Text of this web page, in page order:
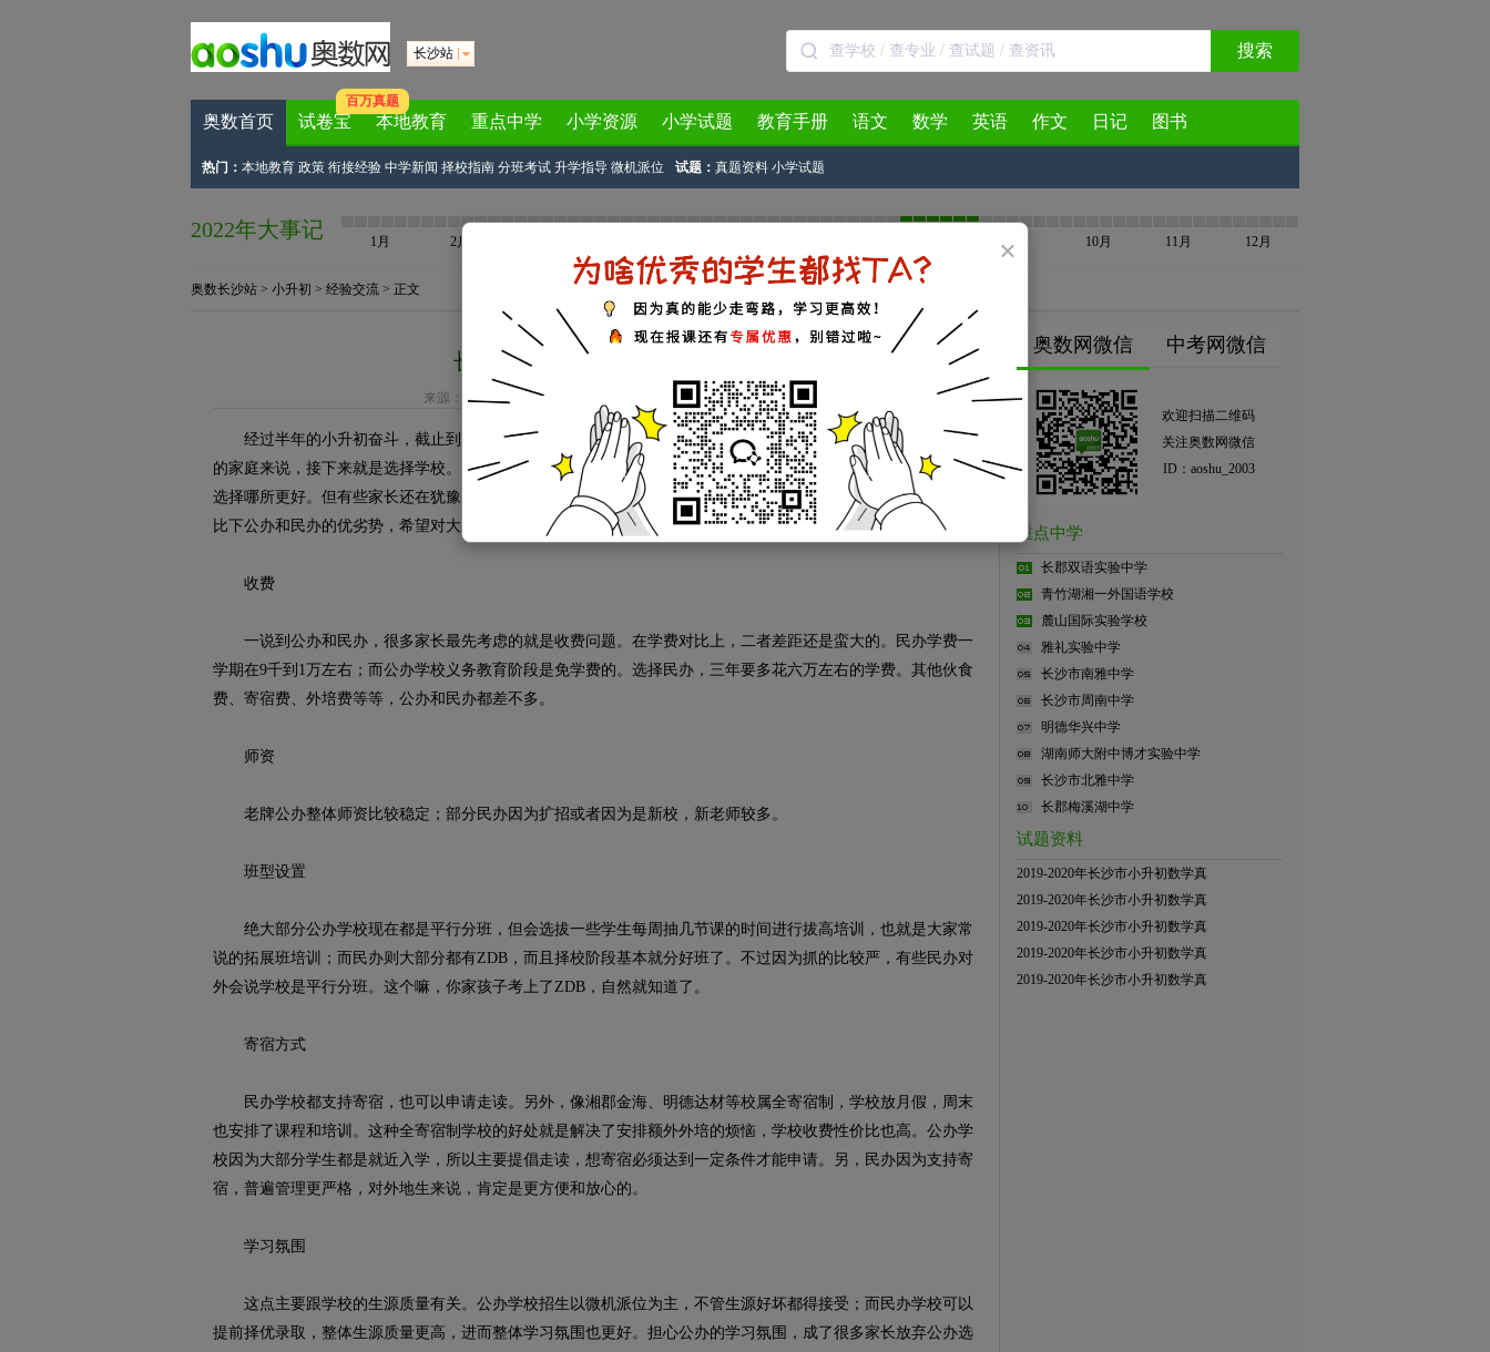
×
长沙站 搜索
奥数首页 试卷宝
百万真题
本地教育 重点中学 小学资源 小学试题 教育手册 语文 数学 英语 作文 日记 图书
热门： 本地教育 政策 衔接经验 中学新闻 择校指南 分班考试 升学指导 微机派位 试题： 真题资料 小学试题
2022年大事记 1月 2月 9月 10月 11月 12月
奥数长沙站 > 小升初 > 经验交流 > 正文
长沙公办&民办初中综合对比
来源： 家长帮长沙站作者：湘江飞鱼 2018-03-02 10:17:25
经过半年的小升初奋斗，截止到现阶段，很多孩子手里都握着一张甚至几张学校的船票了。对上岸心仪学校
的家庭来说，接下来就是选择学校。民办学校之间，参考学校往年的办学成绩，已经上岸的班型，大概就能决定
选择哪所更好。但有些家长还在犹豫选择民办还是公办？二者可谓各有优势，实在难以抉择。今天为大家综合对
比下公办和民办的优劣势，希望对大家选择有帮助。
收费
一说到公办和民办，很多家长最先考虑的就是收费问题。在学费对比上，二者差距还是蛮大的。民办学费一
学期在9千到1万左右；而公办学校义务教育阶段是免学费的。选择民办，三年要多花六万左右的学费。其他伙食
费、寄宿费、外培费等等，公办和民办都差不多。
师资
老牌公办整体师资比较稳定；部分民办因为扩招或者因为是新校，新老师较多。
班型设置
绝大部分公办学校现在都是平行分班，但会选拔一些学生每周抽几节课的时间进行拔高培训，也就是大家常
说的拓展班培训；而民办则大部分都有ZDB，而且择校阶段基本就分好班了。不过因为抓的比较严，有些民办对
外会说学校是平行分班。这个嘛，你家孩子考上了ZDB，自然就知道了。
寄宿方式
民办学校都支持寄宿，也可以申请走读。另外，像湘郡金海、明德达材等校属全寄宿制，学校放月假，周末
也安排了课程和培训。这种全寄宿制学校的好处就是解决了安排额外外培的烦恼，学校收费性价比也高。公办学
校因为大部分学生都是就近入学，所以主要提倡走读，想寄宿必须达到一定条件才能申请。另，民办因为支持寄
宿，普遍管理更严格，对外地生来说，肯定是更方便和放心的。
学习氛围
这点主要跟学校的生源质量有关。公办学校招生以微机派位为主，不管生源好坏都得接受；而民办学校可以
提前择优录取，整体生源质量更高，进而整体学习氛围也更好。担心公办的学习氛围，成了很多家长放弃公办选
奥数网微信 中考网微信
欢迎扫描二维码
关注奥数网微信
ID：aoshu_2003
重点中学
长郡双语实验中学
青竹湖湘一外国语学校
麓山国际实验学校
雅礼实验中学
长沙市南雅中学
长沙市周南中学
明德华兴中学
湖南师大附中博才实验中学
长沙市北雅中学
长郡梅溪湖中学
试题资料
2019-2020年长沙市小升初数学真
2019-2020年长沙市小升初数学真
2019-2020年长沙市小升初数学真
2019-2020年长沙市小升初数学真
2019-2020年长沙市小升初数学真